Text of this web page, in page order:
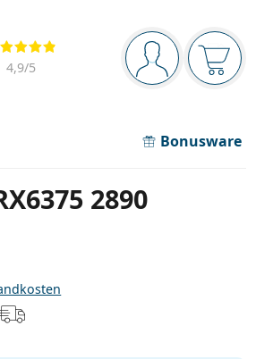
Navigationsleiste
Sie sind Der
4,9/5
Bonusware
2890